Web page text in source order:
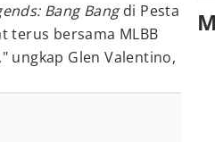
Bang Bangdi Pesta
terus bersama MLBB
ungkap Glen Valentino,